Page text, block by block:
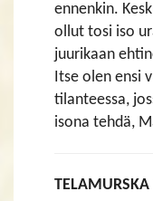
ennenkin.
ollut tosi iso
juurikaan
Itse olen ensi
tilanteessa,
isona tehdä,
TELAMURSKA